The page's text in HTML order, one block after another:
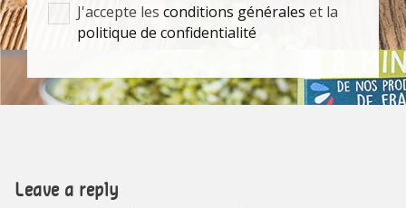
J'accepte les conditions générales et la
politique de confidentialité
Leave a reply